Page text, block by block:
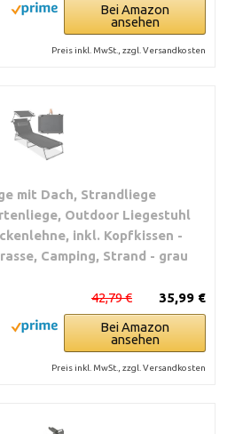
Bei Amazon
ansehen
Preis inkl. MwSt., zzgl. Versandkosten
mit Dach, Strandliege
Outdoor Liegestuhl
inkl. Kopfkissen -
Camping, Strand - grau
35,99 €
42,79 €
Bei Amazon
ansehen
Preis inkl. MwSt., zzgl. Versandkosten